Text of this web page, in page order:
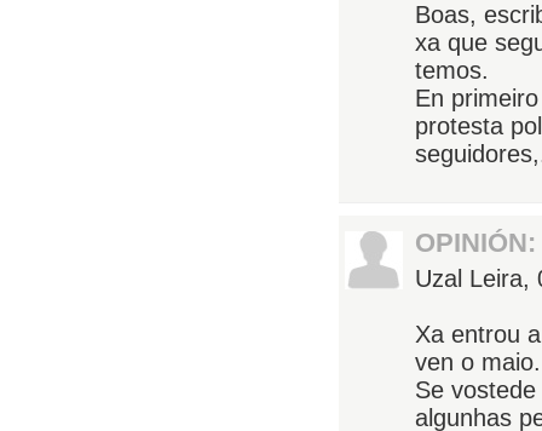
Boas,
xa que
temos.
En
protesta
OPINIÓN:
Uzal Leira,
Xa entrou
ven o maio.
Se
algunhas